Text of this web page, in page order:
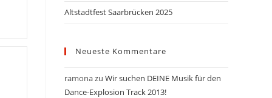
Altstadtfest Saarbrücken 2025
Neueste Kommentare
ramonazu Wir suchen DEINE Musik für den
Dance-Explosion Track 2013!